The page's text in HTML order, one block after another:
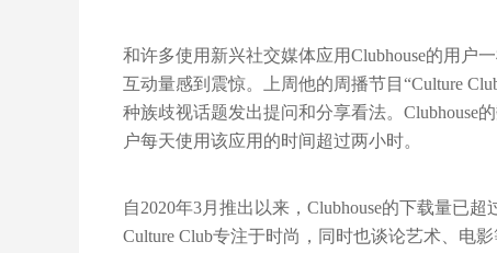
和许多使用新兴社交媒体应用Clubhouse的用户
互动量感到震惊。上周他的周播节目“Culture
种族歧视话题发出提问和分享看法。Clubhouse
户每天使用该应用的时间超过两小时。
自2020年3月推出以来，Clubhouse的下载量已
Culture Club专注于时尚，同时也谈论艺术、电